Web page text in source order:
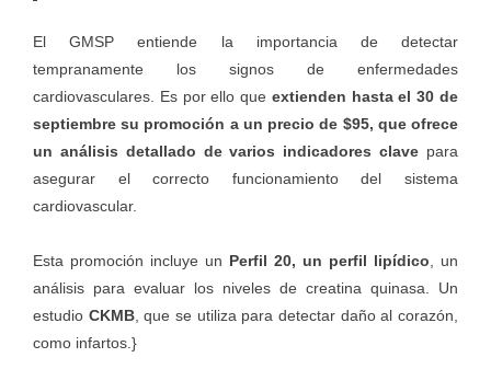
El GMSP entiende la importancia de detectar
tempranamente los signos de enfermedades
cardiovasculares. Es por ello que extienden hasta el 30 de
septiembre su promoción a un precio de $95, que ofrece
un análisis detallado de varios indicadores clave para
asegurar el correcto funcionamiento del sistema
cardiovascular.
Esta promoción incluye un Perfil 20, un perfil lipídico , un
análisis para evaluar los niveles de creatina quinasa. Un
estudio CKMB, que se utiliza para detectar daño al corazón,
como infartos.}